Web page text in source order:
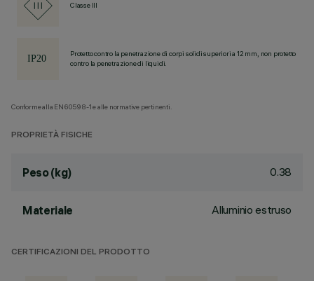
Classe III
Protetto contro la penetrazione di corpi solidi superiori a 12 mm, non protetto
contro la penetrazione di liquidi.
Conforme alla EN60598-1 e alle normative pertinenti.
PROPRIETÀ FISICHE
Peso (kg) 0.38
Materiale Alluminio estruso
CERTIFICAZIONI DEL PRODOTTO